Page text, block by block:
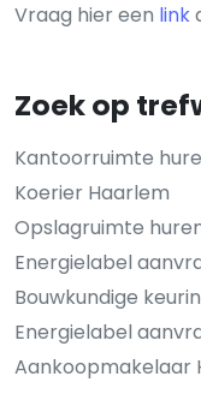
Vraag hier een link
Zoek op
Kantoorruimte
Koerier Haarlem
Opslagruimte
Energielabel
Bouwkundige
Energielabel
Aankoopmakelaar